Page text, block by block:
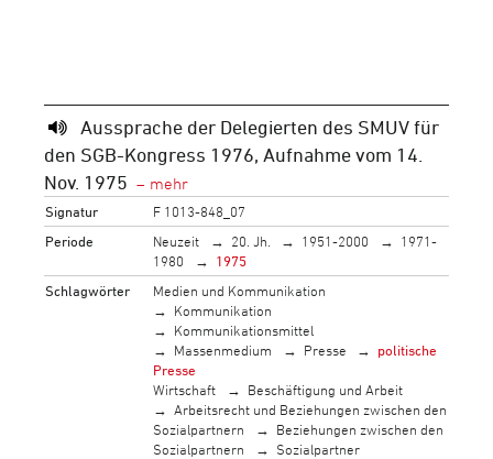
Aussprache der Delegierten des SMUV für
den SGB-Kongress 1976, Aufnahme vom 14.
Nov. 1975
Signatur
F 1013-848_07
Periode
Neuzeit 20. Jh. 1951-2000
1971-
1980
1975
Schlagwörter
Medien und Kommunikation
Kommunikation
Kommunikationsmittel
Massenmedium
Presse
politische
Presse
Wirtschaft
Beschäftigung und Arbeit
Arbeitsrecht und Beziehungen zwischen den
Sozialpartnern
Beziehungen zwischen den
Sozialpartnern
Sozialpartner